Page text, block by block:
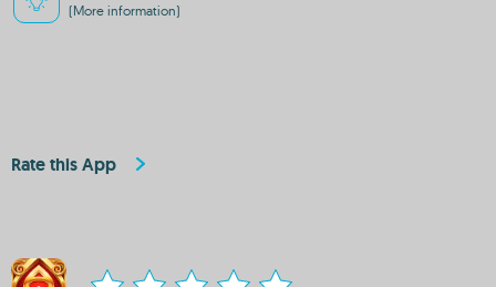
(More information)
Rate this App